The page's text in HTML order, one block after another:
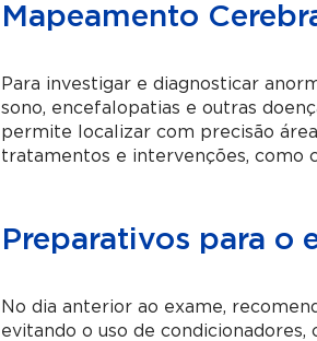
Mapeamento
Para investigar e diagnosticar
sono, encefalopatias e outras
permite localizar com precisão
tratamentos e intervenções, como
Preparativos para o
No dia anterior ao exame,
evitando o uso de